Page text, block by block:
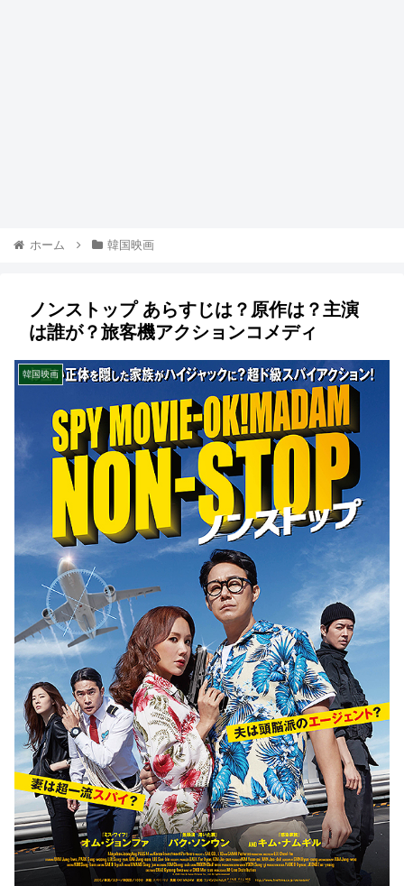
ホーム 韓国映画
ノンストップ あらすじは？原作は？主演
は誰が？旅客機アクションコメディ
韓国映画